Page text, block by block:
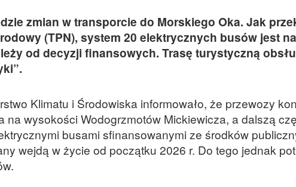
zmian w transporcie do Morskiego Oka. Jak
(TPN), system 20 elektrycznych busów jest
od decyzji finansowych. Trasę turystyczną
Klimatu i Środowiska informowało, że przewozy
na wysokości Wodogrzmotów Mickiewicza, a dalszą
busami sfinansowanymi ze środków
wejdą w życie od początku 2026 r. Do tego jednak